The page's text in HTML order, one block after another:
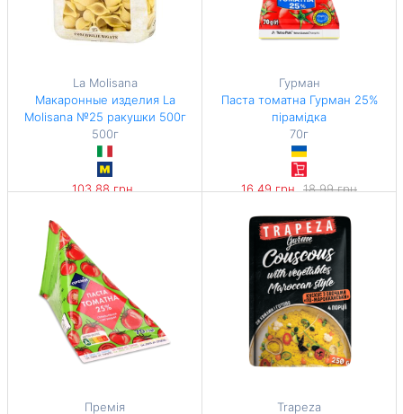
La Molisana
Макаронные изделия La
Molisana №25 ракушки 500г
500г
103,88 грн
Гурман
Паста томатна Гурман 25%
пірамідка
70г
16,49 грн 18,99 грн
235,57 грн / 1 кг
Премія Trapeza